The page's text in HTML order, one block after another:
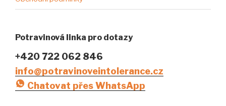
Potravinová linka pro dotazy
+420 722 062 846
info@potravinoveintolerance.cz
Chatovat přes WhatsApp